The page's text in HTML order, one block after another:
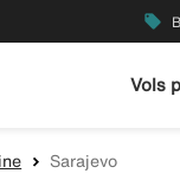
local_offer
Vols
Sarajevo